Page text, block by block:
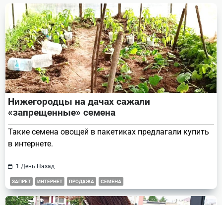
text">Page</span>
Нижегородцы на дачах сажали
«запрещенные» семена
Такие семена овощей в пакетиках предлагали купить
в интернете.
1 День Назад
ЗАПРЕТ ИНТЕРНЕТ ПРОДАЖА СЕМЕНА